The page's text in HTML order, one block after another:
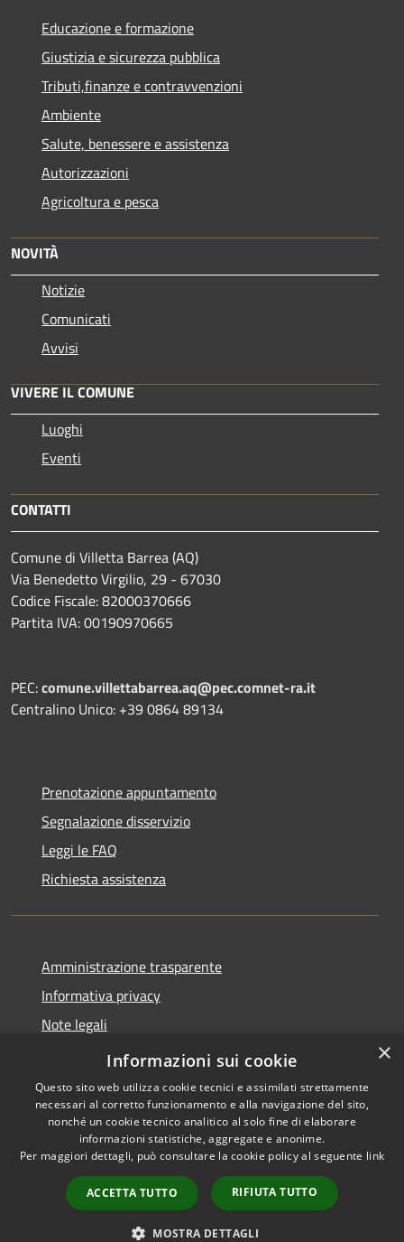
Educazione e formazione
Giustizia e sicurezza pubblica
Tributi,finanze e contravvenzioni
Ambiente
Salute, benessere e assistenza
Autorizzazioni
Agricoltura e pesca
NOVITÀ
Notizie
Comunicati
Avvisi
VIVERE IL COMUNE
Luoghi
Eventi
CONTATTI
Comune di Villetta Barrea (AQ)
Via Benedetto Virgilio, 29 - 67030
Codice Fiscale: 82000370666
Partita IVA: 00190970665
PEC:comune.villettabarrea.aq@pec.comnet-ra.it
Centralino Unico: +39 0864 89134
Prenotazione appuntamento
Segnalazione disservizio
Leggi le FAQ
Richiesta assistenza
Amministrazione trasparente
Informativa privacy
Note legali
Dichiarazione di accessibilità
Accessibilità
Copyright © 2026 • Comune di
Villetta Barrea • Powered by
Municipium•
Accesso
redazione
×
Informazioni sui cookie
Questo sito web utilizza cookie tecnici e assimilati strettamente
necessari al corretto funzionamento e alla navigazione del sito,
nonché un cookie tecnico analitico al solo fine di elaborare
informazioni statistiche, aggregate e anonime.
Per maggiori dettagli, può consultare la cookie policy al seguente link
ACCETTA TUTTO RIFIUTA TUTTO
MOSTRA DETTAGLI